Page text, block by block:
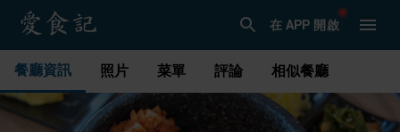
在 APP 開啟
餐廳資訊 照片 菜單 評論 相似餐廳